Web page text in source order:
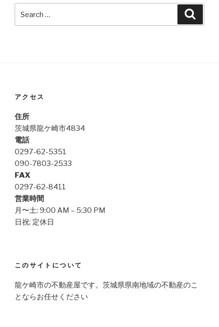
for:
アクセス
住所
茨城県龍ケ崎市4834
電話
0297-62-5351
090-7803-2533
FAX
0297-62-8411
営業時間
月〜土: 9:00 AM – 5:30 PM
日祝: 定休日
このサイトについて
龍ケ崎市の不動産屋です。茨城県県南地域の不動産のこ
とならお任せください